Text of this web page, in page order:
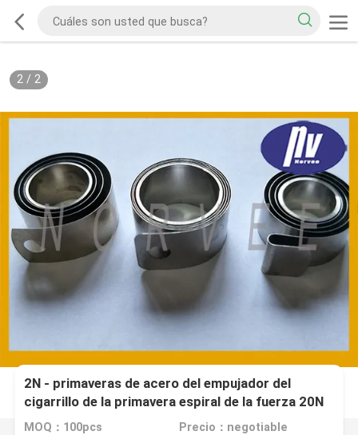
2/ 2
2N - primaveras de acero del empujador del
cigarrillo de la primavera espiral de la fuerza 20N
para la máquina expendedora
MOQ：100pcs Precio：negotiable